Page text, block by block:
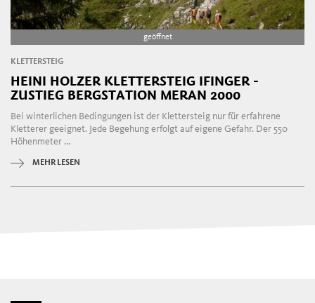
geöffnet
KLETTERSTEIG
HEINI HOLZER KLETTERSTEIG IFINGER -
ZUSTIEG BERGSTATION MERAN 2000
Bei winterlichen Bedingungen ist der Klettersteig nur für erfahrene
Kletterer geeignet. Jede Begehung erfolgt auf eigene Gefahr. Der 550
Höhenmeter ...
MEHR LESEN